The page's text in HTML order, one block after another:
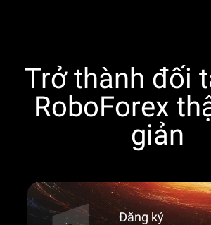
Trở thành đối
RoboForex
giản
Đăng ký